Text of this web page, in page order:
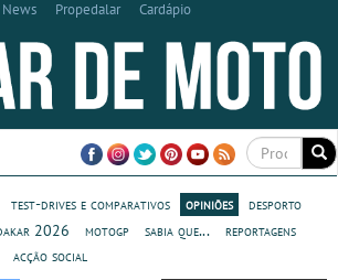
Propedalar Cardápio
test-drives e comparativos opiniões
desporto
2026 motogp sabia que...
reportagens
acção social